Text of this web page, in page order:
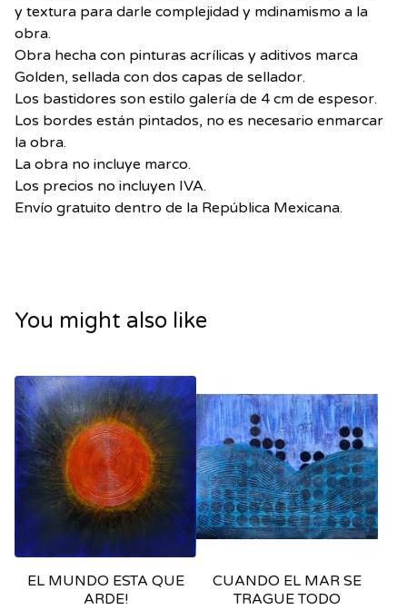
y textura para darle complejidad y mdinamismo a la
obra.
Obra hecha con pinturas acrílicas y aditivos marca
Golden, sellada con dos capas de sellador.
Los bastidores son estilo galería de 4 cm de espesor.
Los bordes están pintados, no es necesario enmarcar
la obra.
La obra no incluye marco.
Los precios no incluyen IVA.
Envío gratuito dentro de la República Mexicana.
You might also like
EL MUNDO ESTA QUE
ARDE!
CUANDO EL MAR SE
TRAGUE TODO